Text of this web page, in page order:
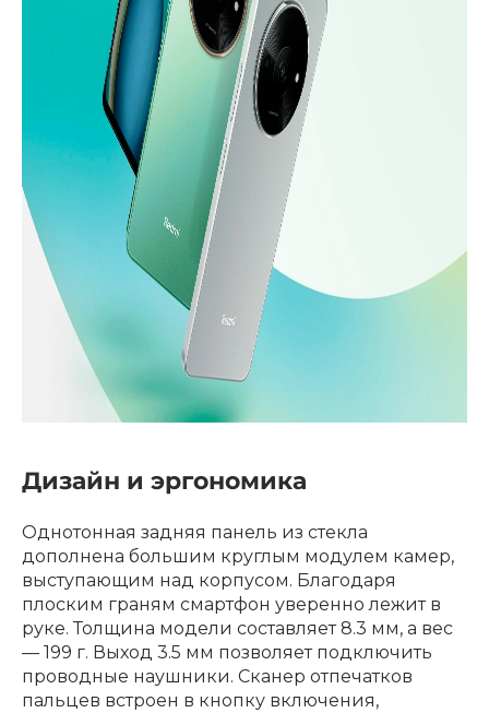
Оставшиеся 75% будут
списываться
с вашей карты
25 каждые 2 недели
Подробнее
об оплате Плайтом
недели
Остались вопросы?
8 800 302-02-51
plait.ru
Дизайн и эргономика
Однотонная задняя панель из стекла
дополнена большим круглым модулем камер,
выступающим над корпусом. Благодаря
плоским граням смартфон уверенно лежит в
руке. Толщина модели составляет 8.3 мм, а вес
— 199 г. Выход 3.5 мм позволяет подключить
проводные наушники. Сканер отпечатков
пальцев встроен в кнопку включения,